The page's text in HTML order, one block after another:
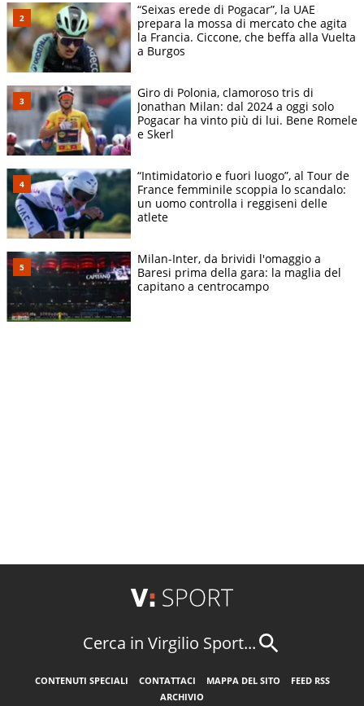
“Seixas erede di Pogacar”, la UAE
prepara la mossa di mercato che agita
la Francia. Ciccone, che beffa alla Vuelta
a Burgos
Giro di Polonia, clamoroso tris di
Jonathan Milan: dal 2024 a oggi solo
Pogacar ha vinto più di lui. Bene Romele
e Skerl
“Intimidatorio e fuori luogo”, al Tour de
France femminile scoppia lo scandalo:
un uomo controlla i reggiseni delle
atlete
Milan-Inter, da brividi l'omaggio a
Baresi prima della gara: la maglia del
capitano a centrocampo
Cerca in Virgilio Sport...
CONTENUTI SPECIALI CONTATTACI MAPPA DEL SITO
FEED RSS
ARCHIVIO